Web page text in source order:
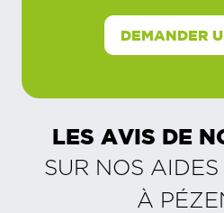
DEMANDER
LES AVIS DE
SUR NOS
À